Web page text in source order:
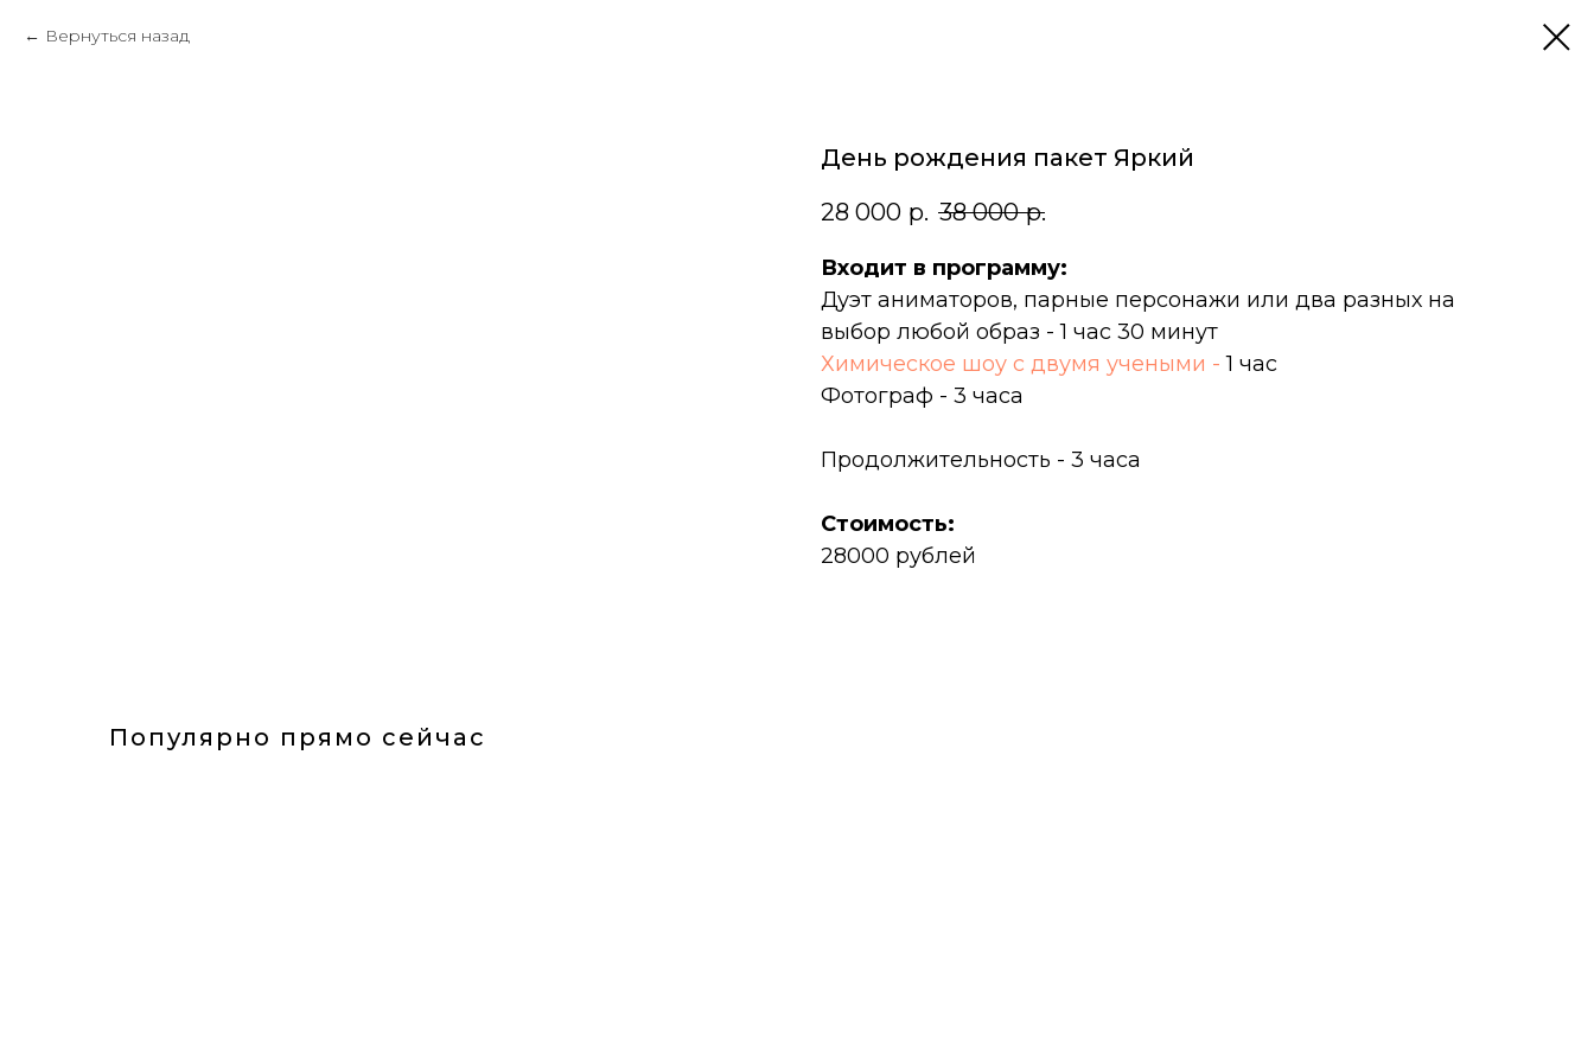
Вернуться назад
День рождения пакет Яркий
28 000 р. 38 000 р.
Входит в программу:
Дуэт аниматоров, парные персонажи или два разных на
выбор любой образ - 1 час 30 минут
Химическое шоу с двумя учеными - 1 час
Фотограф - 3 часа
Продолжительность - 3 часа
Стоимость:
28000 рублей
Популярно прямо сейчас